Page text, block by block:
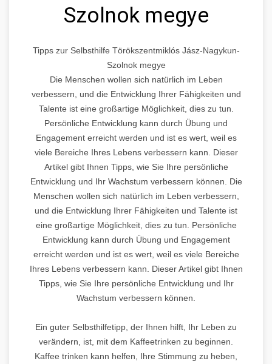
Szolnok megye
Tipps zur Selbsthilfe Törökszentmiklós Jász-Nagykun-
Szolnok megye
Die Menschen wollen sich natürlich im Leben
verbessern, und die Entwicklung Ihrer Fähigkeiten und
Talente ist eine großartige Möglichkeit, dies zu tun.
Persönliche Entwicklung kann durch Übung und
Engagement erreicht werden und ist es wert, weil es
viele Bereiche Ihres Lebens verbessern kann. Dieser
Artikel gibt Ihnen Tipps, wie Sie Ihre persönliche
Entwicklung und Ihr Wachstum verbessern können. Die
Menschen wollen sich natürlich im Leben verbessern,
und die Entwicklung Ihrer Fähigkeiten und Talente ist
eine großartige Möglichkeit, dies zu tun. Persönliche
Entwicklung kann durch Übung und Engagement
erreicht werden und ist es wert, weil es viele Bereiche
Ihres Lebens verbessern kann. Dieser Artikel gibt Ihnen
Tipps, wie Sie Ihre persönliche Entwicklung und Ihr
Wachstum verbessern können.
Ein guter Selbsthilfetipp, der Ihnen hilft, Ihr Leben zu
verändern, ist, mit dem Kaffeetrinken zu beginnen.
Kaffee trinken kann helfen, Ihre Stimmung zu heben,